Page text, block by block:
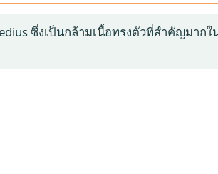
ซึ่งเป็นกล้ามเนื้อทรงตัวที่สำคัญมากใ